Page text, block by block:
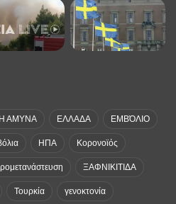
ΑΜΥΝΑ ΕΛΛΑΔΑ ΕΜΒΌΛΙΟ
ΗΠΑ Κορονοϊός
ΞΑΦΝΙΚΙΤΙΔΑ
Τουρκία γενοκτονία